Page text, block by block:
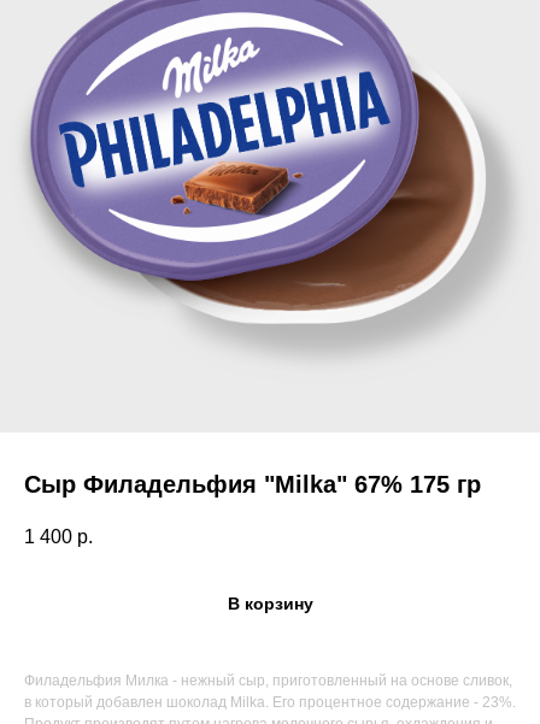
Сыр Филадельфия "Milka" 67% 175 гр
1 400 р.
В корзину
Филадельфия Милка - нежный сыр, приготовленный на основе сливок,
в который добавлен шоколад Milka. Его процентное содержание - 23%.
Поиск по каталогу